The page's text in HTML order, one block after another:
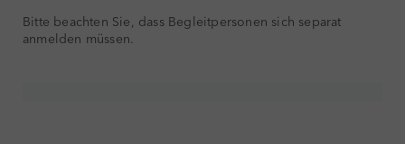
Bitte beachten Sie, dass Begleitpersonen sich separat
anmelden müssen.